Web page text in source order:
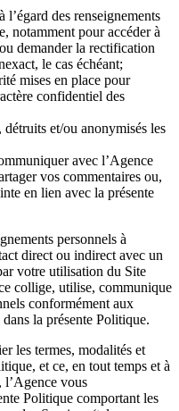
des renseignements
notamment pour accéder à
demander la rectification
le cas échéant;
mises en place pour
confidentiel des
et/ou anonymisés les
avec l’Agence
vos commentaires ou,
en lien avec la présente
personnels à
direct ou indirect avec un
votre utilisation du Site
collige, utilise, communique
conformément aux
la présente Politique.
les termes, modalités et
et ce, en tout temps et à
l’Agence vous
Politique comportant les